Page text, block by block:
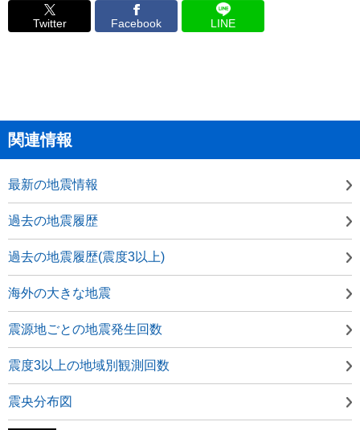
Twitter Facebook LINE
関連情報
最新の地震情報
過去の地震履歴
過去の地震履歴(震度3以上)
海外の大きな地震
震源地ごとの地震発生回数
震度3以上の地域別観測回数
震央分布図